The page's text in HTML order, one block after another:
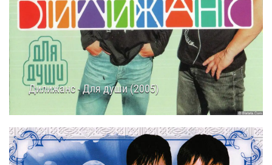
Дилижанс - Для души (2005)
16.03.202511:35